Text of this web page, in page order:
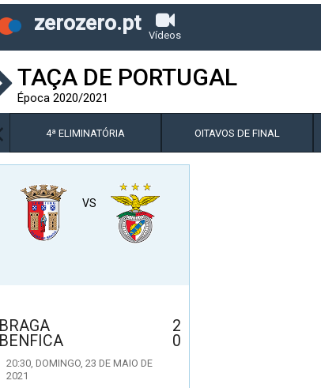
zerozero.pt
Vídeos
TAÇA DE PORTUGAL
Época 2020/2021
4ª ELIMINATÓRIA OITAVOS DE FINAL
VS
BRAGA
2
BENFICA
0
20:30, DOMINGO, 23 DE MAIO DE
2021